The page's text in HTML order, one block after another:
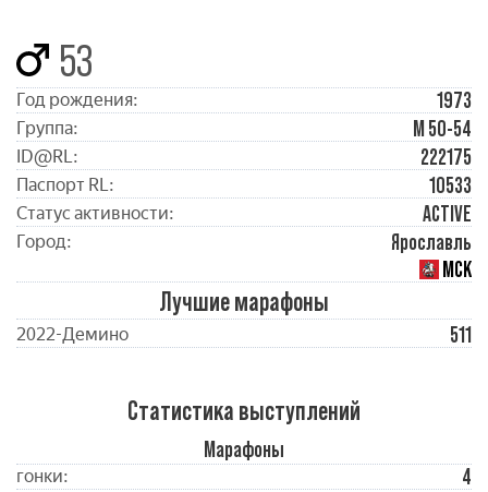
53
Год рождения: 1973
Группа: М 50-54
ID@RL: 222175
Паспорт RL: 10533
Статус активности: ACTIVE
Город:
Ярославль
МСК
Лучшие марафоны
2022-Демино 511
Статистика выступлений
Марафоны
гонки: 4